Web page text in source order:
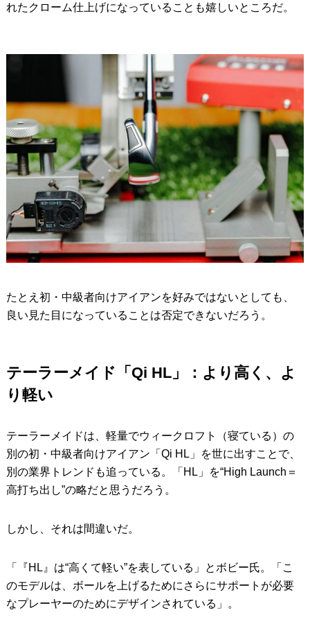
れたクローム仕上げになっていることも嬉しいところだ。
たとえ初・中級者向けアイアンを好みではないとしても、
良い見た目になっていることは否定できないだろう。
テーラーメイド「Qi HL」：より高く、よ
り軽い
テーラーメイドは、軽量でウィークロフト（寝ている）の
別の初・中級者向けアイアン「Qi HL」を世に出すことで、
別の業界トレンドも追っている。「HL」を“High Launch＝
高打ち出し”の略だと思うだろう。
しかし、それは間違いだ。
「『HL』は“高くて軽い”を表している」とボビー氏。「こ
のモデルは、ボールを上げるためにさらにサポートが必要
なプレーヤーのためにデザインされている」。